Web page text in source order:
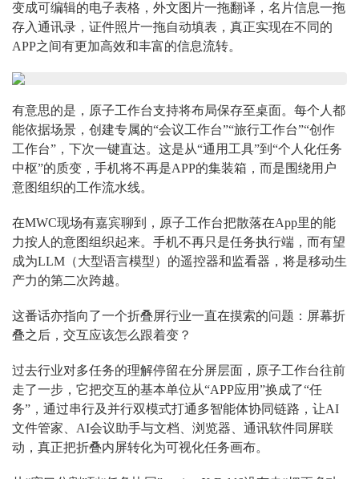
变成可编辑的电子表格，外文图片一拖翻译，名片信息一拖
存入通讯录，证件照片一拖自动填表，真正实现在不同的
APP之间有更加高效和丰富的信息流转。
有意思的是，原子工作台支持将布局保存至桌面。每个人都
能依据场景，创建专属的“会议工作台”“旅行工作台”“创作
工作台”，下次一键直达。这是从“通用工具”到“个人化任务
中枢”的质变，手机将不再是APP的集装箱，而是围绕用户
意图组织的工作流水线。
在MWC现场有嘉宾聊到，原子工作台把散落在App里的能
力按人的意图组织起来。手机不再只是任务执行端，而有望
成为LLM（大型语言模型）的遥控器和监看器，将是移动生
产力的第二次跨越。
这番话亦指向了一个折叠屏行业一直在摸索的问题：屏幕折
叠之后，交互应该怎么跟着变？
过去行业对多任务的理解停留在分屏层面，原子工作台往前
走了一步，它把交互的基本单位从“APP应用”换成了“任
务”，通过串行及并行双模式打通多智能体协同链路，让AI
文件管家、AI会议助手与文档、浏览器、通讯软件同屏联
动，真正把折叠内屏转化为可视化任务画布。